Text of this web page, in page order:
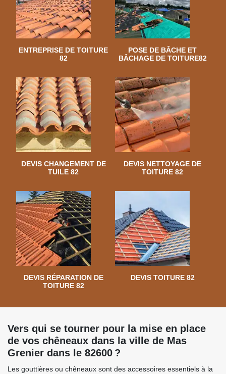
ENTREPRISE DE TOITURE
82
POSE DE BÂCHE ET
BÂCHAGE DE TOITURE82
DEVIS CHANGEMENT DE
TUILE 82
DEVIS NETTOYAGE DE
TOITURE 82
DEVIS RÉPARATION DE
TOITURE 82
DEVIS TOITURE 82
Vers qui se tourner pour la mise en place
de vos chêneaux dans la ville de Mas
Grenier dans le 82600 ?
Les gouttières ou chêneaux sont des accessoires essentiels à la